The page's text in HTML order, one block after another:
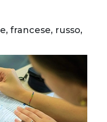
francese, russo,